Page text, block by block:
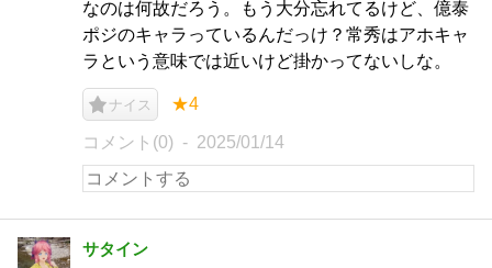
なのは何故だろう。もう大分忘れてるけど、億泰
ポジのキャラっているんだっけ？常秀はアホキャ
ラという意味では近いけど掛かってないしな。
ナイス ★4
コメント(0) 2025/01/14
サタイン